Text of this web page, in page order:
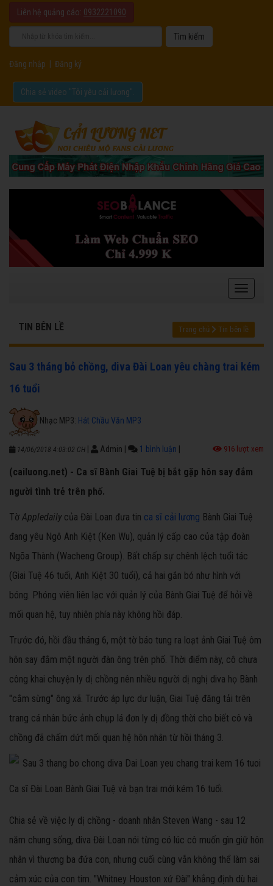
Liên hệ quảng cáo: 0932221090
Đăng nhập Đăng ký
Chia sẻ video "Tôi yêu cải lương".
TIN BÊN LỀ Trang chủ Tin bên lề
Sau 3 tháng bỏ chồng, diva Đài Loan yêu chàng trai kém
16 tuổi
Nhạc MP3: Hát Chầu Văn MP3
14/06/2018 4:03:02 CH Admin 1 bình luận 916 lượt xem
(cailuong.net) - Ca sĩ Bành Giai Tuệ bị bắt gặp hôn say đắm
người tình trẻ trên phố.
Tờ Appledailycủa Đài Loan đưa tin ca sĩ cải lương Bành Giai Tuệ
đang yêu Ngô Anh Kiệt (Ken Wu), quản lý cấp cao của tập đoàn
Ngõa Thành (Wacheng Group). Bất chấp sự chênh lệch tuổi tác
(Giai Tuệ 46 tuổi, Anh Kiệt 30 tuổi), cả hai gắn bó như hình với
bóng. Phóng viên liên lạc với quản lý của Bành Giai Tuệ để hỏi về
mối quan hệ, tuy nhiên phía này không hồi đáp.
Trước đó, hồi đầu tháng 6, một tờ báo tung ra loạt ảnh Giai Tuệ ôm
hôn say đắm một người đàn ông trên phố. Thời điểm này, cô chưa
công khai chuyện ly dị chồng nên nhiều người dị nghị diva họ Bành
"cắm sừng" ông xã. Trước áp lực dư luận, Giai Tuệ đăng tải trên
trang cá nhân bức ảnh chụp lá đơn ly dị đồng thời cho biết cô và
chồng đã chấm dứt mối quan hệ hôn nhân từ hồi tháng 3.
Ca sĩ Đài Loan Bành Giai Tuệ và bạn trai mới kém 16 tuổi.
Chia sẻ về việc ly dị chồng - doanh nhân Steven Wang - sau 12
năm chung sống, diva Đài Loan nói từng có lúc cô muốn gìn giữ hôn
nhân vì thương ba đứa con, nhưng cuối cùng vẫn không thể làm sai
cảm xúc của con tim. "Whitney Houston xứ Đài" khẳng định dù hai